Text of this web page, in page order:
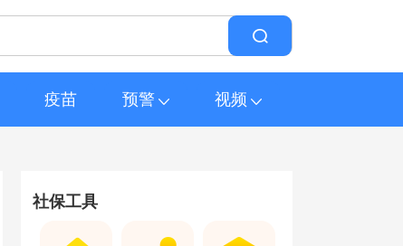
疫苗 预警 视频
社保工具